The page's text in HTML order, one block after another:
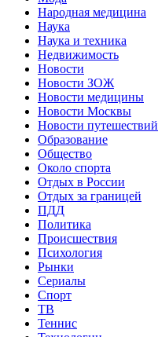
Народная медицина
Наука
Наука и техника
Недвижимость
Новости
Новости ЗОЖ
Новости медицины
Новости Москвы
Новости путешествий
Образование
Общество
Около спорта
Отдых в России
Отдых за границей
ПДД
Политика
Происшествия
Психология
Рынки
Сериалы
Спорт
ТВ
Теннис